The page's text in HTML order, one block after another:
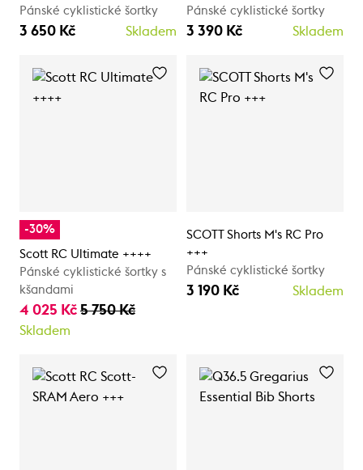
Pánské cyklistické šortky
3 650 Kč Skladem
Pánské cyklistické šortky
3 390 Kč Skladem
-30%
Scott RC Ultimate ++++
Pánské cyklistické šortky s
kšandami
4 025 Kč 5 750 Kč
Skladem
SCOTT Shorts M's RC Pro
+++
Pánské cyklistické šortky
3 190 Kč Skladem